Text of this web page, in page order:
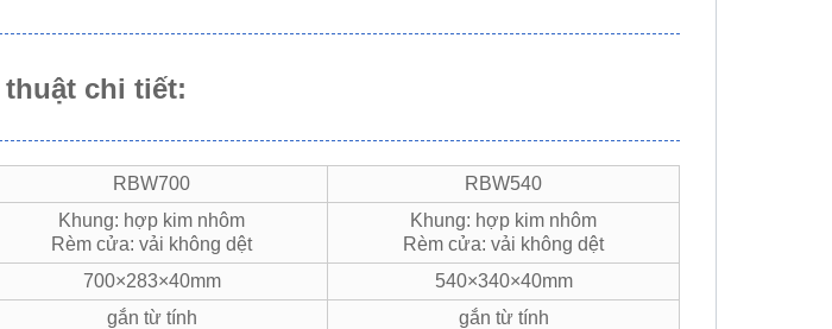
chi tiết:
RBW700 RBW540
Khung: hợp kim nhôm
Rèm cửa: vải không dệt
Khung: hợp kim nhôm
Rèm cửa: vải không dệt
700×283×40mm
540×340×40mm
gắn từ tính
gắn từ tính